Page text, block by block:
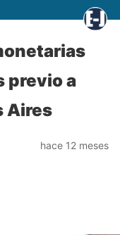
previo a
Aires
hace 12 meses